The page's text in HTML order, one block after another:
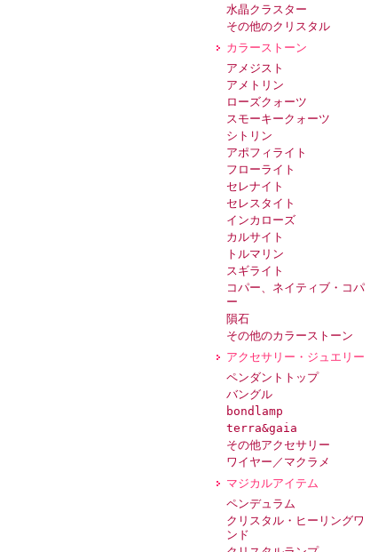
水晶クラスター
その他のクリスタル
カラーストーン
アメジスト
アメトリン
ローズクォーツ
スモーキークォーツ
シトリン
アポフィライト
フローライト
セレナイト
セレスタイト
インカローズ
カルサイト
トルマリン
スギライト
コパー、ネイティブ・コパ
ー
隕石
その他のカラーストーン
アクセサリー・ジュエリー
ペンダントトップ
バングル
bondlamp
terra&gaia
その他アクセサリー
ワイヤー／マクラメ
マジカルアイテム
ペンデュラム
クリスタル・ヒーリングワ
ンド